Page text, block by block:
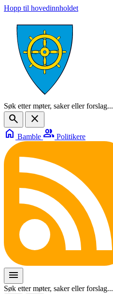
Hopp til hovedinnholdet
Søk etter møter, saker eller forslag...
search
close
home Bamble group Politikere
menu
Søk etter møter, saker eller forslag...